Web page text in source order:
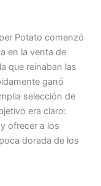
Potato comenzó
en la venta de
que reinaban las
ganó
selección de
era claro:
ofrecer a los
dorada de los